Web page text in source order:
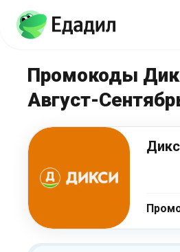
Промокоды
Август-